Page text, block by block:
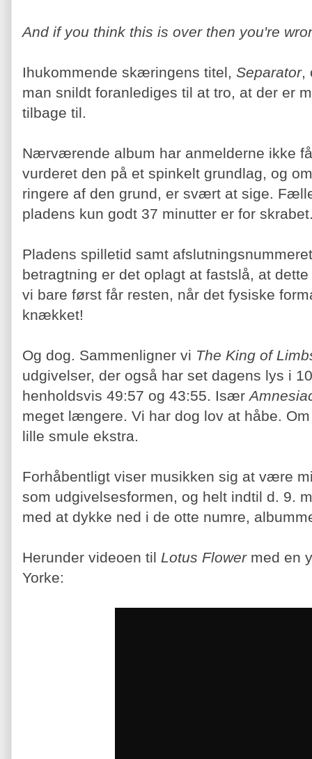
And if you think this is over then you're
Ihukommende skæringens titel, Separator,
man snildt foranlediges til at tro, at der er
tilbage til.
Nærværende album har anmelderne ikke
vurderet den på et spinkelt grundlag, og
ringere af den grund, er svært at sige.
pladens kun godt 37 minutter er for
Pladens spilletid samt
betragtning er det oplagt at fastslå, at
vi bare først får resten, når det fysiske
knækket!
Og dog. Sammenligner vi The King of
udgivelser, der også har set dagens lys i
henholdsvis 49:57 og 43:55. Især
meget længere. Vi har dog lov at håbe.
lille smule ekstra.
Forhåbentligt viser musikken sig at være
som udgivelsesformen, og helt indtil d. 9.
med at dykke ned i de otte numre,
Herunder videoen til Lotus Flower med en
Yorke: